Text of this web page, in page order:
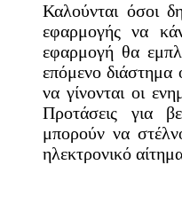
Καλούνται όσοι
εφαρμογής να
εφαρμογή θα
επόμενο διάστημα
να γίνονται οι
Προτάσεις για
μπορούν να
ηλεκτρονικό